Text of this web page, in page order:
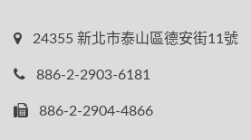
24355 新北市泰山區德安街11號
886-2-2903-6181
886-2-2904-4866